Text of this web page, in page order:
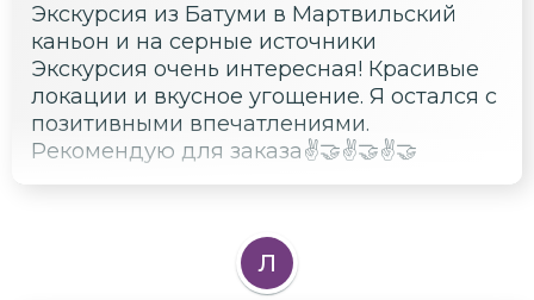
Экскурсия из Батуми в Мартвильский
каньон и на серные источники
Экскурсия очень интересная! Красивые
локации и вкусное угощение. Я остался с
позитивными впечатлениями.
Рекомендую для заказа✌️🤝✌️🤝✌️🤝
Л